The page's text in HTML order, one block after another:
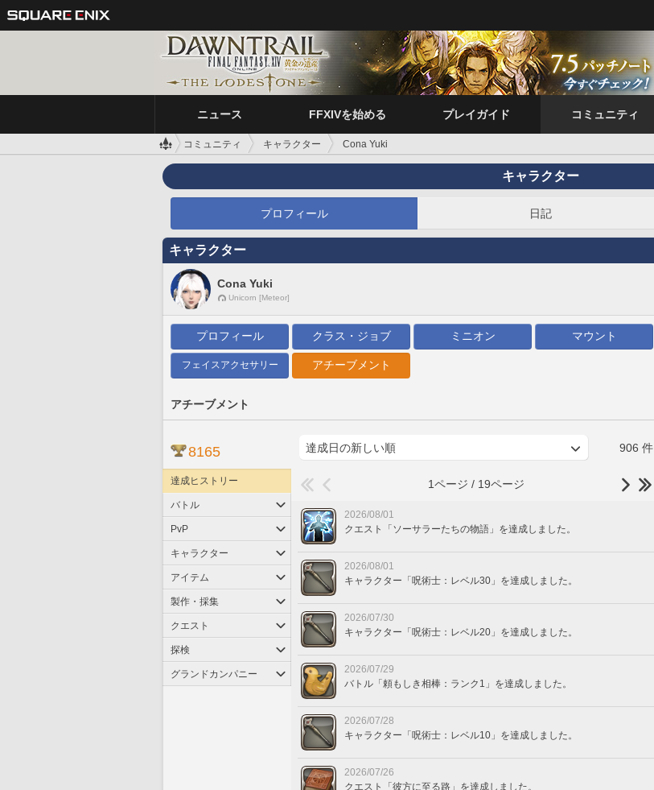
ニュース FFXIVを始める プレイガイド コミュニティ
コミュニティ キャラクター Cona Yuki
キャラクター
プロフィール 日記
キャラクター
Cona Yuki
Unicorn [Meteor]
プロフィール クラス・ジョブ ミニオン マウント
フェイスアクセサリー アチーブメント
アチーブメント
8165
達成ヒストリー
バトル
PvP
キャラクター
アイテム
製作・採集
クエスト
探検
グランドカンパニー
906 件
1ページ / 19ページ
2026/08/01
クエスト「ソーサラーたちの物語」を達成しました。
2026/08/01
キャラクター「呪術士：レベル30」を達成しました。
2026/07/30
キャラクター「呪術士：レベル20」を達成しました。
2026/07/29
バトル「頼もしき相棒：ランク1」を達成しました。
2026/07/28
キャラクター「呪術士：レベル10」を達成しました。
2026/07/26
クエスト「彼方に至る路」を達成しました。